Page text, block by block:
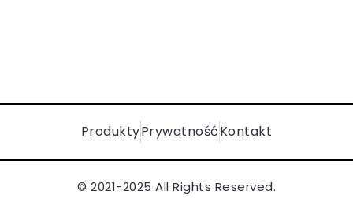
ProduktyPrywatnośćKontakt
© 2021-2025 All Rights Reserved.